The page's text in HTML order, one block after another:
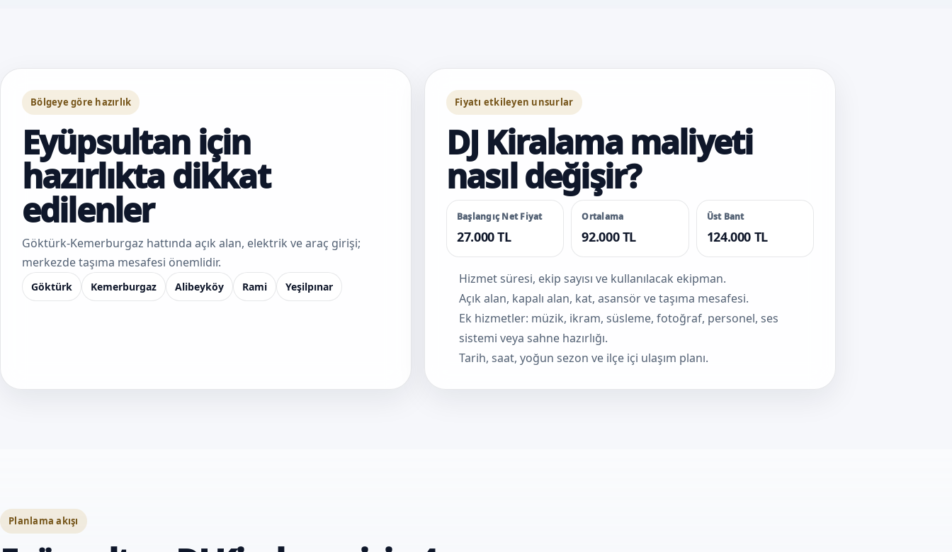
Bölgeye göre hazırlık
Eyüpsultan için
hazırlıkta dikkat
edilenler
Göktürk-Kemerburgaz hattında açık alan, elektrik ve araç girişi;
merkezde taşıma mesafesi önemlidir.
Göktürk Kemerburgaz Alibeyköy Rami Yeşilpınar
Fiyatı etkileyen unsurlar
DJ Kiralama maliyeti
nasıl değişir?
Başlangıç Net Fiyat
27.000 TL
Ortalama
92.000 TL
Üst Bant
124.000 TL
Hizmet süresi, ekip sayısı ve kullanılacak ekipman.
Açık alan, kapalı alan, kat, asansör ve taşıma mesafesi.
Ek hizmetler: müzik, ikram, süsleme, fotoğraf, personel, ses
sistemi veya sahne hazırlığı.
Tarih, saat, yoğun sezon ve ilçe içi ulaşım planı.
Planlama akışı